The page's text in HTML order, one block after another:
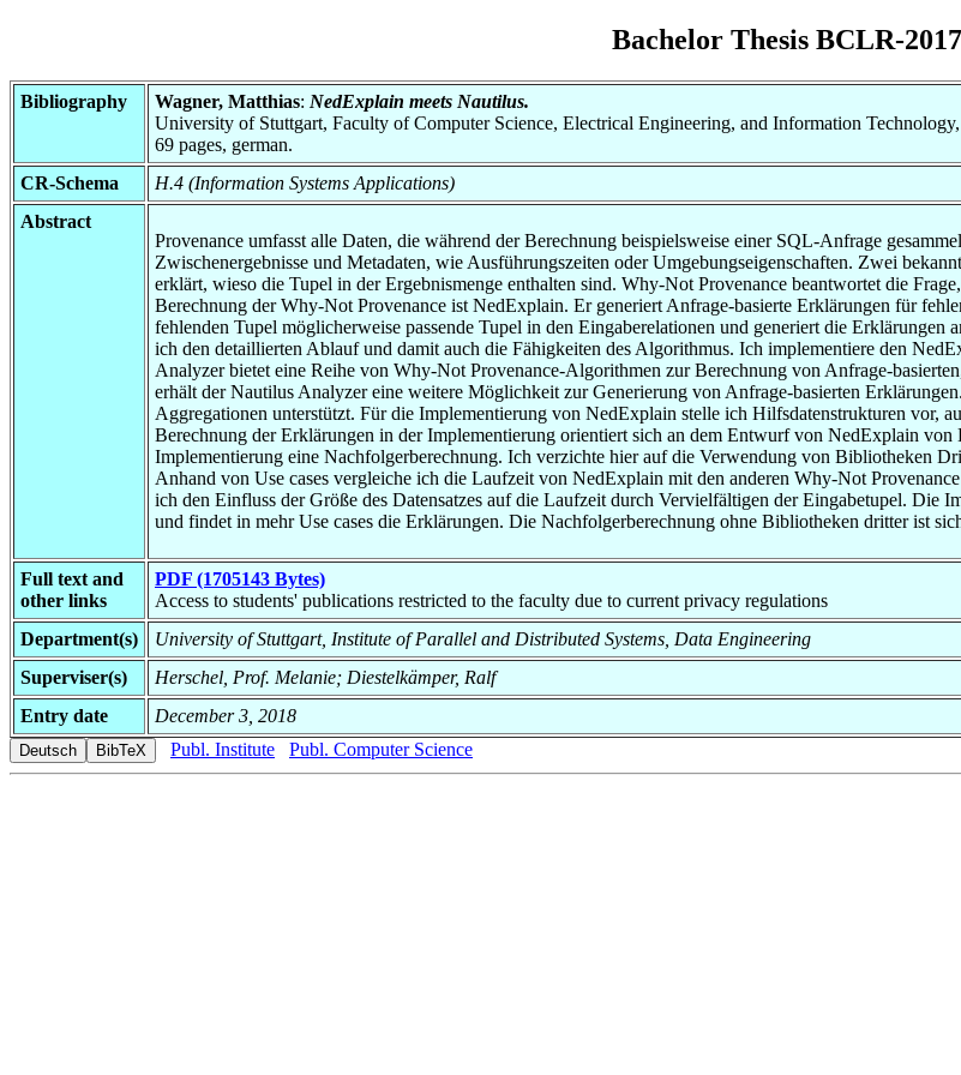
Bachelor Thesis BCLR-
Bibliography Wagner, Matthias: NedExplain meets Nautilus.
University of Stuttgart, Faculty of Computer Science, Electrical Engineering, and Information
69 pages, german.
CR-Schema
H.4 (Information Systems Applications)
Abstract
Provenance umfasst alle Daten, die während der Berechnung beispielsweise einer SQL-Anfrage
Zwischenergebnisse und Metadaten, wie Ausführungszeiten oder Umgebungseigenschaften. Zwei
erklärt, wieso die Tupel in der Ergebnismenge enthalten sind. Why-Not Provenance beantwortet die
Berechnung der Why-Not Provenance ist NedExplain. Er generiert Anfrage-basierte Erklärungen für
fehlenden Tupel möglicherweise passende Tupel in den Eingaberelationen und generiert die
ich den detaillierten Ablauf und damit auch die Fähigkeiten des Algorithmus. Ich implementiere den
Analyzer bietet eine Reihe von Why-Not Provenance-Algorithmen zur Berechnung von Anfrage-
erhält der Nautilus Analyzer eine weitere Möglichkeit zur Generierung von Anfrage-basierten
Aggregationen unterstützt. Für die Implementierung von NedExplain stelle ich Hilfsdatenstrukturen vor,
Berechnung der Erklärungen in der Implementierung orientiert sich an dem Entwurf von NedExplain
Implementierung eine Nachfolgerberechnung. Ich verzichte hier auf die Verwendung von Bibliotheken
Anhand von Use cases vergleiche ich die Laufzeit von NedExplain mit den anderen Why-Not
ich den Einfluss der Größe des Datensatzes auf die Laufzeit durch Vervielfältigen der Eingabetupel. Die
und findet in mehr Use cases die Erklärungen. Die Nachfolgerberechnung ohne Bibliotheken dritter ist
Full text and
other links
PDF (1705143 Bytes)
Access to students' publications restricted to the faculty due to current privacy regulations
Department(s)
University of Stuttgart, Institute of Parallel and Distributed Systems, Data Engineering
Superviser(s)
Herschel, Prof. Melanie; Diestelkämper, Ralf
Entry date
December 3, 2018
Publ. Institute
Publ. Computer Science